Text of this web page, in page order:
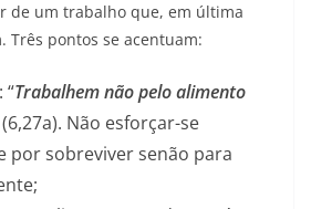
de um trabalho que, em última
Três pontos se acentuam:
“Trabalhem não pelo alimento
(6,27a). Não esforçar-se
por sobreviver senão para